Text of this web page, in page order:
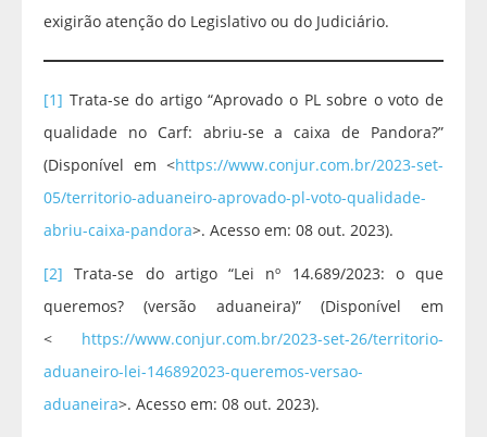
exigirão atenção do Legislativo ou do Judiciário.
[1] Trata-se do artigo “Aprovado o PL sobre o voto de
qualidade no Carf: abriu-se a caixa de Pandora?”
(Disponível em <https://www.conjur.com.br/2023-set-
05/territorio-aduaneiro-aprovado-pl-voto-qualidade-
abriu-caixa-pandora>. Acesso em: 08 out. 2023).
[2] Trata-se do artigo “Lei nº 14.689/2023: o que
queremos? (versão aduaneira)” (Disponível em
< https://www.conjur.com.br/2023-set-26/territorio-
aduaneiro-lei-146892023-queremos-versao-
aduaneira>. Acesso em: 08 out. 2023).